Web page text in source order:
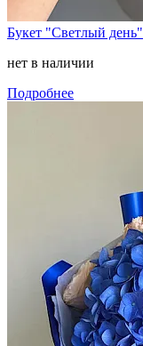
Букет "Светлый день"
нет в наличии
Подробнее